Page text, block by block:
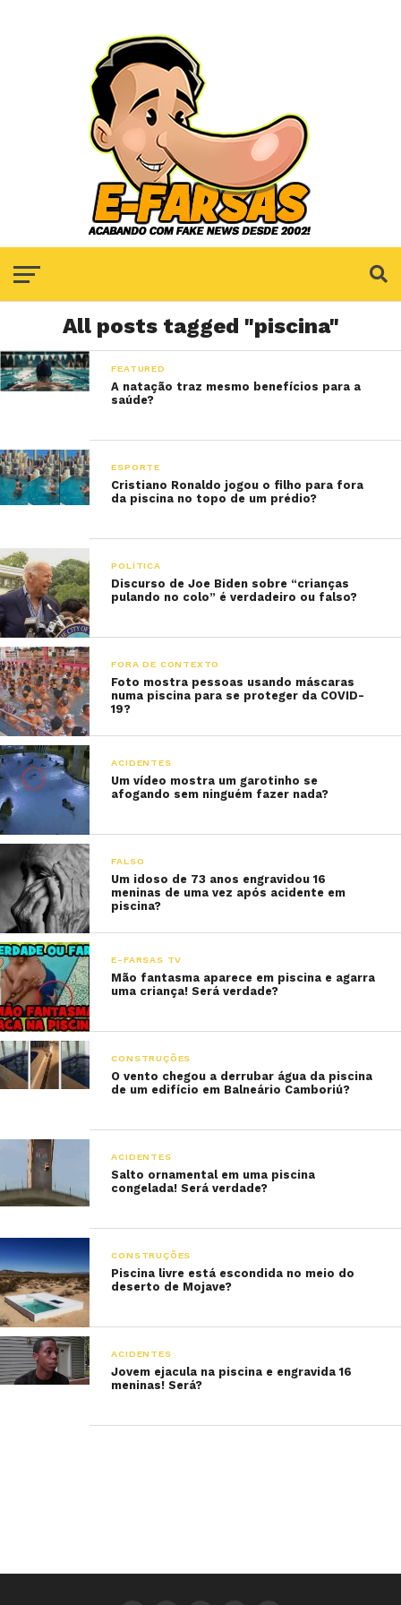
All posts tagged "piscina"
FEATURED
A natação traz mesmo benefícios para a
saúde?
ESPORTE
Cristiano Ronaldo jogou o filho para fora
da piscina no topo de um prédio?
POLÍTICA
Discurso de Joe Biden sobre “crianças
pulando no colo” é verdadeiro ou falso?
FORA DE CONTEXTO
Foto mostra pessoas usando máscaras
numa piscina para se proteger da COVID-
19?
ACIDENTES
Um vídeo mostra um garotinho se
afogando sem ninguém fazer nada?
FALSO
Um idoso de 73 anos engravidou 16
meninas de uma vez após acidente em
piscina?
E-FARSAS TV
Mão fantasma aparece em piscina e agarra
uma criança! Será verdade?
CONSTRUÇÕES
O vento chegou a derrubar água da piscina
de um edifício em Balneário Camboriú?
ACIDENTES
Salto ornamental em uma piscina
congelada! Será verdade?
CONSTRUÇÕES
Piscina livre está escondida no meio do
deserto de Mojave?
ACIDENTES
Jovem ejacula na piscina e engravida 16
meninas! Será?